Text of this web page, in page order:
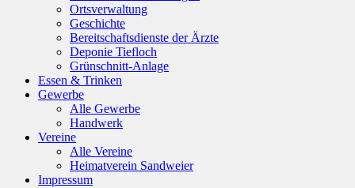
Ortsverwaltung
Geschichte
Bereitschaftsdienste der Ärzte
Deponie Tiefloch
Grünschnitt-Anlage
Essen & Trinken
Gewerbe
Alle Gewerbe
Handwerk
Vereine
Alle Vereine
Heimatverein Sandweier
Impressum